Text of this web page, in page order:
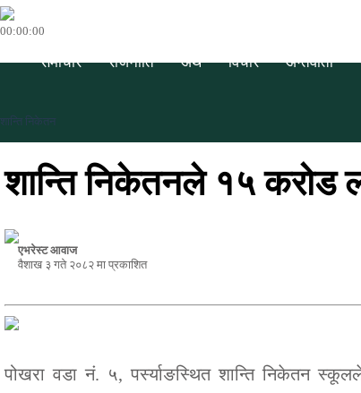
00:00:00
समाचार राजनीति अर्थ विचार अन्तर्वार्ता
शान्ति निकेतन
शान्ति निकेतनले १५ करोड
एभरेस्ट आवाज
वैशाख ३ गते २०८२ मा प्रकाशित
पोखरा वडा नं. ५, पर्स्याङस्थित शान्ति निकेतन